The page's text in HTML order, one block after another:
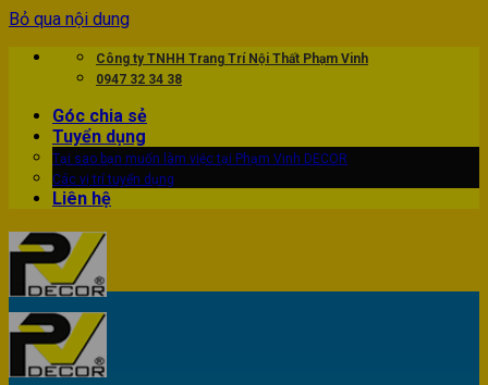
Bỏ qua nội dung
Công ty TNHH Trang Trí Nội Thất Phạm Vinh
0947 32 34 38
Góc chia sẻ
Tuyển dụng
Tại sao bạn muốn làm việc tại Phạm Vinh DECOR
Các vị trí tuyển dụng
Liên hệ